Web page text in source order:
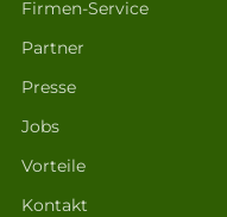
Firmen-Service
Partner
Presse
Jobs
Vorteile
Kontakt